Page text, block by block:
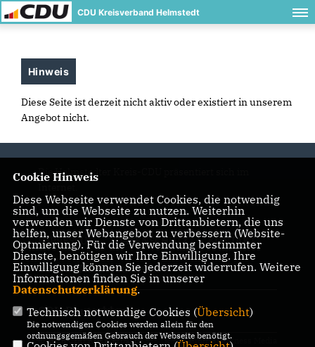
CDU Kreisverband Helmstedt
Hinweis
Diese Seite ist derzeit nicht aktiv oder existiert in unserem
Angebot nicht.
Die Helmstedter Kreis-CDU präsentiert sich im
IMPRESSUM DATENSCHUTZ KONTAKT
CDU in Niedersachsen
CDU Deutschlands
© 2026 CDU Kreisverband
Realisation: Sharkness Media
Cookie Hinweis
Diese Webseite verwendet Cookies, die notwendig
sind, um die Webseite zu nutzen. Weiterhin
verwenden wir Dienste von Drittanbietern, die uns
helfen, unser Webangebot zu verbessern (Website-
Optmierung). Für die Verwendung bestimmter
Dienste, benötigen wir Ihre Einwilligung. Ihre
Einwilligung können Sie jederzeit widerrufen. Weitere
Informationen finden Sie in unserer
Datenschutzerklärung.
Technisch notwendige Cookies (Übersicht)
Die notwendigen Cookies werden allein für den
ordnungsgemäßen Gebrauch der Webseite benötigt.